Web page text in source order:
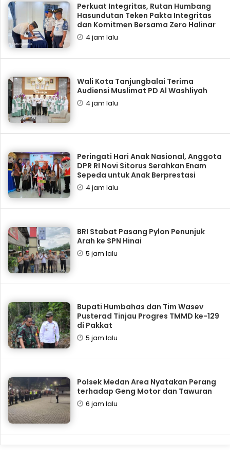
Perkuat Integritas, Rutan Humbang
Hasundutan Teken Pakta Integritas
dan Komitmen Bersama Zero Halinar
4 jam lalu
Wali Kota Tanjungbalai Terima
Audiensi Muslimat PD Al Washliyah
4 jam lalu
Peringati Hari Anak Nasional, Anggota
DPR RI Novi Sitorus Serahkan Enam
Sepeda untuk Anak Berprestasi
4 jam lalu
BRI Stabat Pasang Pylon Penunjuk
Arah ke SPN Hinai
5 jam lalu
Bupati Humbahas dan Tim Wasev
Pusterad Tinjau Progres TMMD ke-129
di Pakkat
5 jam lalu
Polsek Medan Area Nyatakan Perang
terhadap Geng Motor dan Tawuran
6 jam lalu